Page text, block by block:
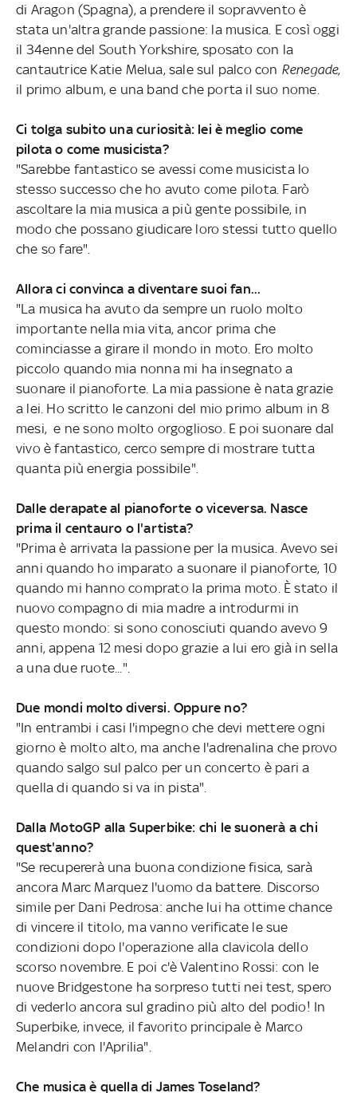
di Aragon (Spagna), a prendere il sopravvento è
stata un'altra grande passione: la musica. E così oggi
il 34enne del South Yorkshire, sposato con la
cantautrice Katie Melua, sale sul palco con Renegade,
il primo album, e una band che porta il suo nome.
Ci tolga subito una curiosità: lei è meglio come
pilota o come musicista?
"Sarebbe fantastico se avessi come musicista lo
stesso successo che ho avuto come pilota. Farò
ascoltare la mia musica a più gente possibile, in
modo che possano giudicare loro stessi tutto quello
che so fare".
Allora ci convinca a diventare suoi fan...
"La musica ha avuto da sempre un ruolo molto
importante nella mia vita, ancor prima che
cominciasse a girare il mondo in moto. Ero molto
piccolo quando mia nonna mi ha insegnato a
suonare il pianoforte. La mia passione è nata grazie
a lei. Ho scritto le canzoni del mio primo album in 8
mesi, e ne sono molto orgoglioso. E poi suonare dal
vivo è fantastico, cerco sempre di mostrare tutta
quanta più energia possibile".
Dalle derapate al pianoforte o viceversa. Nasce
prima il centauro o l'artista?
"Prima è arrivata la passione per la musica. Avevo sei
anni quando ho imparato a suonare il pianoforte, 10
quando mi hanno comprato la prima moto. È stato il
nuovo compagno di mia madre a introdurmi in
questo mondo: si sono conosciuti quando avevo 9
anni, appena 12 mesi dopo grazie a lui ero già in sella
a una due ruote...".
Due mondi molto diversi. Oppure no?
"In entrambi i casi l'impegno che devi mettere ogni
giorno è molto alto, ma anche l'adrenalina che provo
quando salgo sul palco per un concerto è pari a
quella di quando si va in pista".
Dalla MotoGP alla Superbike: chi le suonerà a chi
quest'anno?
"Se recupererà una buona condizione fisica, sarà
ancora Marc Marquez l'uomo da battere. Discorso
simile per Dani Pedrosa: anche lui ha ottime chance
di vincere il titolo, ma vanno verificate le sue
condizioni dopo l'operazione alla clavicola dello
scorso novembre. E poi c'è Valentino Rossi: con le
nuove Bridgestone ha sorpreso tutti nei test, spero
di vederlo ancora sul gradino più alto del podio! In
Superbike, invece, il favorito principale è Marco
Melandri con l'Aprilia".
Che musica è quella di James Toseland?